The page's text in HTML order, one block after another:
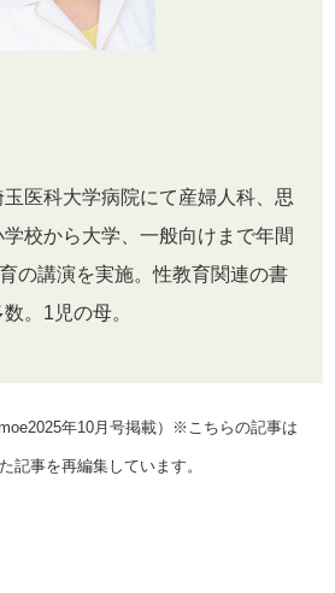
医科大学病院にて産婦人科、思
校から大学、一般向けまで年間
の講演を実施。性教育関連の書
。1児の母。
年10月号掲載）※こちらの記事は
記事を再編集しています。